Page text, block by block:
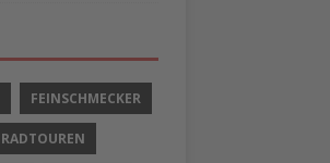
FEINSCHMECKER
RADTOUREN